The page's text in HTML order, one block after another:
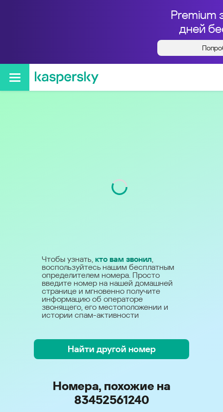
Premium
дней
Кто звонил с номера
+73452561240
Чтобы узнать, кто вам звонил,
воспользуйтесь нашим бесплатным
определителем номера. Просто
введите номер на нашей домашней
странице и мгновенно получите
информацию об операторе
звонящего, его местоположении и
истории спам-активности
Найти другой номер
Номера, похожие на
83452561240